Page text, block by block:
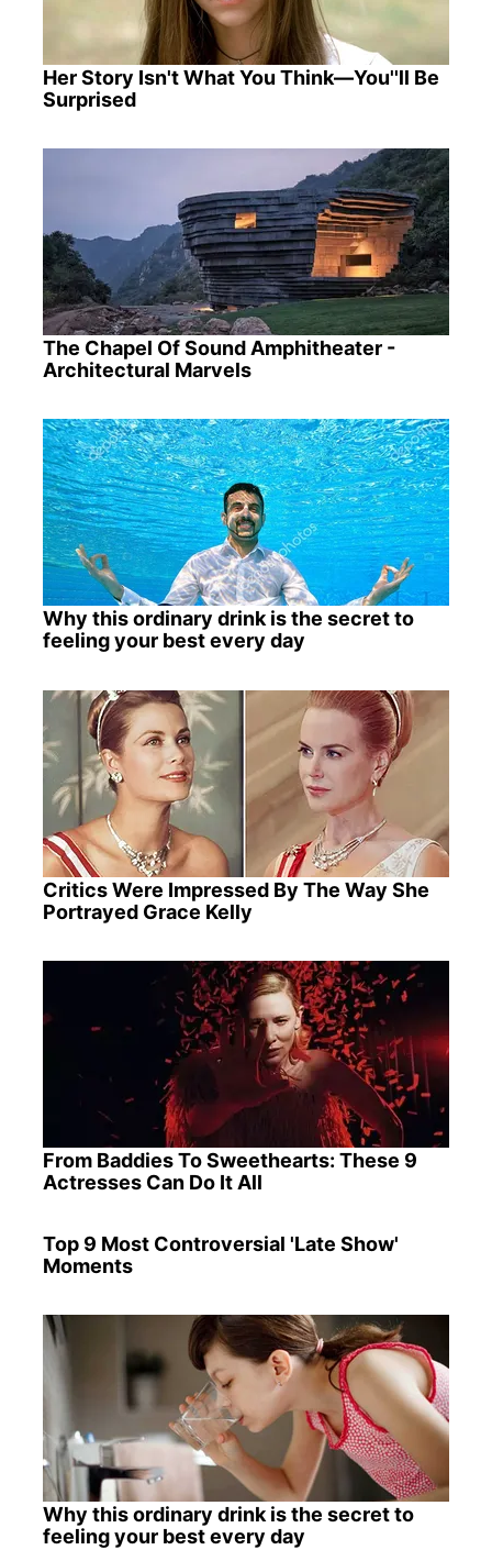
Her Story Isn't What You Think—You''ll Be
Surprised
The Chapel Of Sound Amphitheater -
Architectural Marvels
Why this ordinary drink is the secret to
feeling your best every day
Critics Were Impressed By The Way She
Portrayed Grace Kelly
From Baddies To Sweethearts: These 9
Actresses Can Do It All
Top 9 Most Controversial 'Late Show'
Moments
Why this ordinary drink is the secret to
feeling your best every day